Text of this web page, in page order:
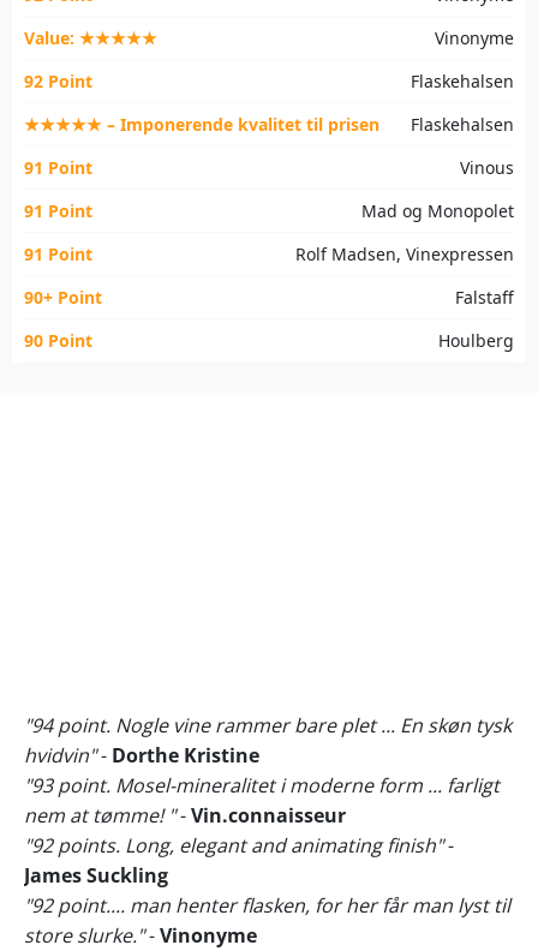
Value: ★★★★★
Vinonyme
92 Point
Flaskehalsen
★★★★★ – Imponerende kvalitet til prisen
Flaskehalsen
91 Point
Vinous
91 Point
Mad og Monopolet
91 Point
Rolf Madsen, Vinexpressen
90+ Point
Falstaff
90 Point
Houlberg
"94 point. Nogle vine rammer bare plet ... En skøn tysk
hvidvin"- Dorthe Kristine
"93 point. Mosel-mineralitet i moderne form ... farligt
nem at tømme! "-Vin.connaisseur
"92 points. Long, elegant and animating finish"-
James Suckling
"92 point.... man henter flasken, for her får man lyst til
store slurke."-Vinonyme